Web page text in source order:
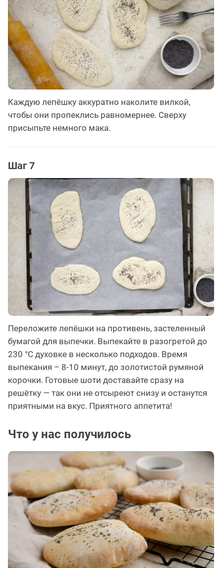
Каждую лепёшку аккуратно наколите вилкой,
чтобы они пропеклись равномернее. Сверху
присыпьте немного мака.
Шаг 7
Переложите лепёшки на противень, застеленный
бумагой для выпечки. Выпекайте в разогретой до
230 °C духовке в несколько подходов. Время
выпекания – 8-10 минут, до золотистой румяной
корочки. Готовые шоти доставайте сразу на
решётку — так они не отсыреют снизу и останутся
приятными на вкус. Приятного аппетита!
Что у нас получилось